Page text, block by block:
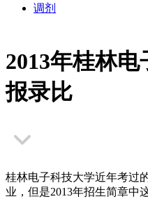
调剂
2013年桂林
报录比
桂林电子科技大学近年考过
业，但是2013年招生简章中